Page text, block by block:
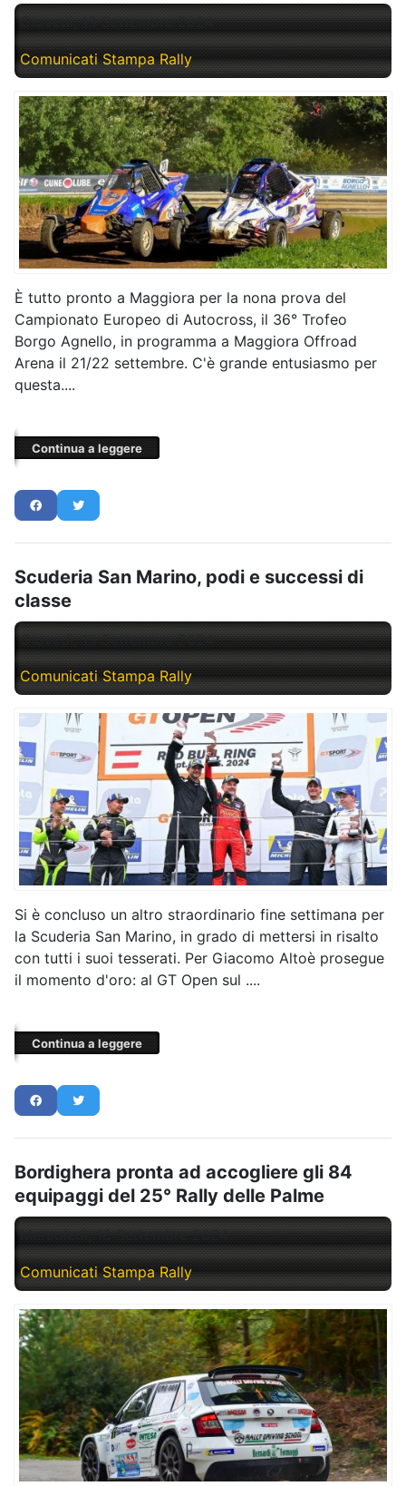
Giovedì, 19 Settembre 2024
Comunicati Stampa Rally
È tutto pronto a Maggiora per la nona prova del
Campionato Europeo di Autocross, il 36° Trofeo
Borgo Agnello, in programma a Maggiora Offroad
Arena il 21/22 settembre. C'è grande entusiasmo per
questa....
Continua a leggere
Scuderia San Marino, podi e successi di
classe
Giovedì, 19 Settembre 2024
Comunicati Stampa Rally
Si è concluso un altro straordinario fine settimana per
la Scuderia San Marino, in grado di mettersi in risalto
con tutti i suoi tesserati. Per Giacomo Altoè prosegue
il momento d'oro: al GT Open sul ....
Continua a leggere
Bordighera pronta ad accogliere gli 84
equipaggi del 25° Rally delle Palme
Mercoledì, 18 Settembre 2024
Comunicati Stampa Rally